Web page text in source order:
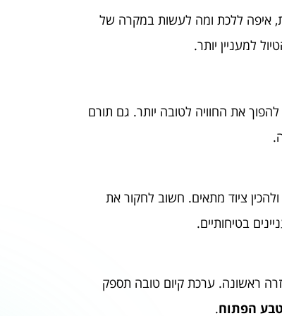
איפה ללכת ומה לעשות במקרה של
למעניין יותר.
את החוויה לטובה יותר. גם תורם
ציוד מתאים. חשוב לחקור את
בטיחותיים.
ראשונה. ערכת קיום טובה תספק
הפתוח.